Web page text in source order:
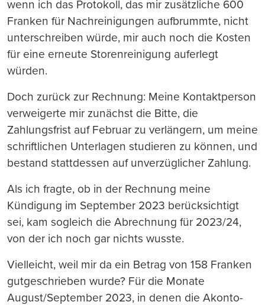
wenn ich das Protokoll, das mir zusätzliche 600
Franken für Nachreinigungen aufbrummte, nicht
unterschreiben würde, mir auch noch die Kosten
für eine erneute Storenreinigung auferlegt
würden.
Doch zurück zur Rechnung: Meine Kontaktperson
verweigerte mir zunächst die Bitte, die
Zahlungsfrist auf Februar zu verlängern, um meine
schriftlichen Unterlagen studieren zu können, und
bestand stattdessen auf unverzüglicher Zahlung.
Als ich fragte, ob in der Rechnung meine
Kündigung im September 2023 berücksichtigt
sei, kam sogleich die Abrechnung für 2023/24,
von der ich noch gar nichts wusste.
Vielleicht, weil mir da ein Betrag von 158 Franken
gutgeschrieben wurde? Für die Monate
August/September 2023, in denen die Akonto-